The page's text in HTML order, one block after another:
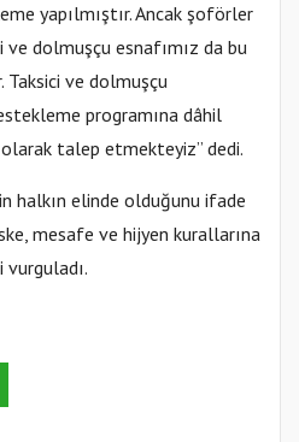
yapılmıştır. Ancak şoförler
dolmuşçu esnafımız da bu
ve dolmuşçu
programına dâhil
talep etmekteyiz” dedi.
halkın elinde olduğunu ifade
mesafe ve hijyen kurallarına